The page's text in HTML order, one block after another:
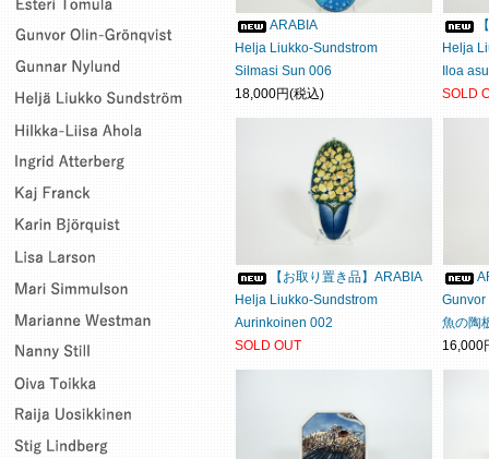
ARABIA
Helja Liukko-Sundstrom
Silmasi Sun 006
18,000円(税込)
Helja
Iloa
SOLD
【お取り置き品】ARABIA
Helja Liukko-Sundstrom
Aurinkoinen 002
SOLD OUT
Gunvor
魚の陶
16,000